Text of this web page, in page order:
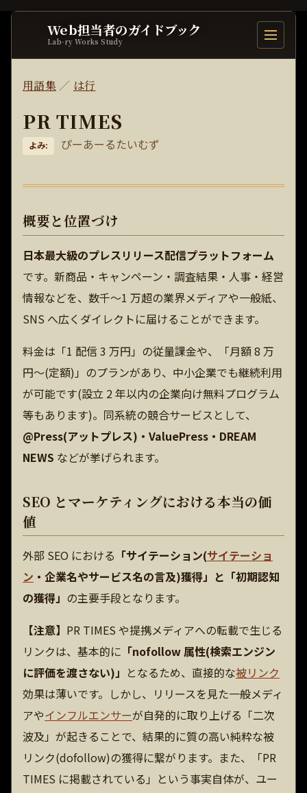
Web担当者のガイドブック
Lab-ry Works Study 目次を開
用語集／ は行
PR TIMES
よみ: ぴーあーるたいむず
概要と位置づけ
日本最大級のプレスリリース配信プラットフォーム
です。新商品・キャンペーン・調査結果・人事・経営
情報などを、数千〜1 万超の業界メディアや一般紙、
SNS へ広くダイレクトに届けることができます。
料金は「1 配信 3 万円」の従量課金や、「月額 8 万
円〜(定額)」のプランがあり、中小企業でも継続利用
が可能です(設立 2 年以内の企業向け無料プログラム
等もあります)。同系統の競合サービスとして、
@Press(アットプレス)・ValuePress・DREAM
NEWS などが挙げられます。
SEO とマーケティングにおける本当の価
値
外部 SEO における 「サイテーション(サイテーショ
ン ・企業名やサービス名の言及)獲得」と「初期認知
の獲得」 の主要手段となります。
【注意】 PR TIMES や提携メディアへの転載で生じる
リンクは、基本的に 「nofollow 属性(検索エンジン
に評価を渡さない)」 となるため、直接的な被リンク
効果は薄いです。しかし、リリースを見た一般メディ
アやインフルエンサーが自発的に取り上げる「二次
波及」が起きることで、結果的に質の高い純粋な被
リンク(dofollow)の獲得に繋がります。また、「PR
TIMES に掲載されている」という事実自体が、ユー